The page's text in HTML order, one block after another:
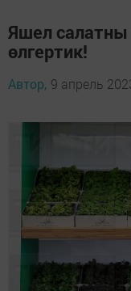
Яшел
өлгертик!
Автор, 9 апрель